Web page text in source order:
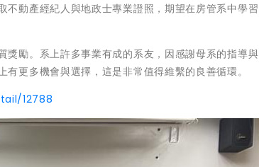
動產經紀人與地政士專業證照，期望在房管系中學習
勵。系上許多事業有成的系友，因感謝母系的指導與
更多機會與選擇，這是非常值得維繫的良善循環。
12788